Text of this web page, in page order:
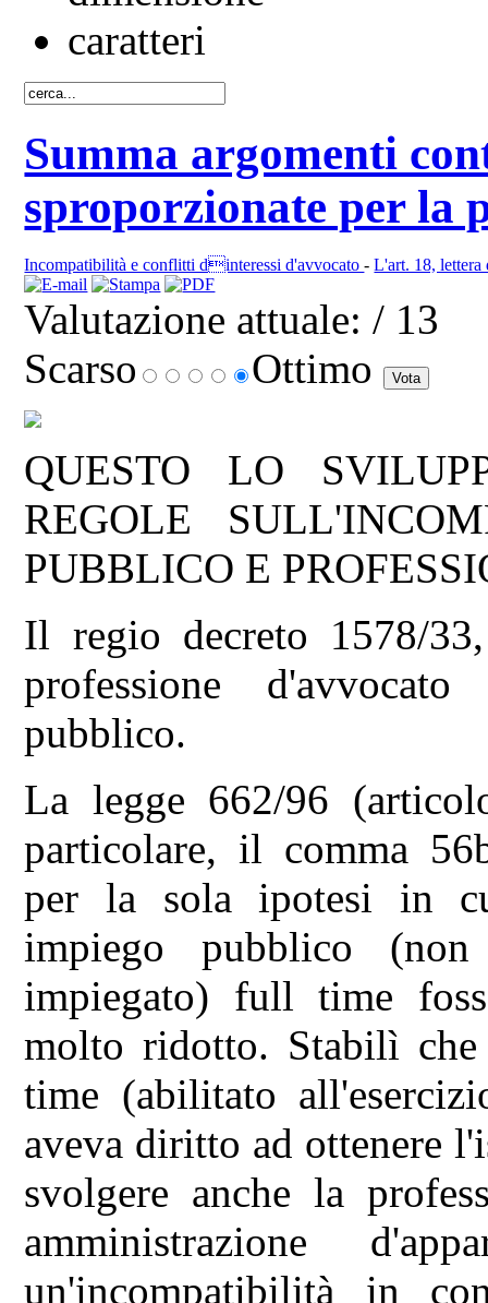
Summa argomenti
sproporzionate per la
Incompatibilità e conflitti dinteressi d'avvocato-L'art. 18, lettera
Valutazione attuale: / 13
Scarso
Ottimo
QUESTO LO
REGOLE
PUBBLICO E
Il regio decreto 1578/
professione
pubblico.
La legge 662/96
particolare, il comma
per la sola ipotesi in
impiego pubblico
impiegato) full time
molto ridotto. Stabilì
time (abilitato
aveva diritto ad ottenere
svolgere anche la
amministrazione
un'incompatibilità in